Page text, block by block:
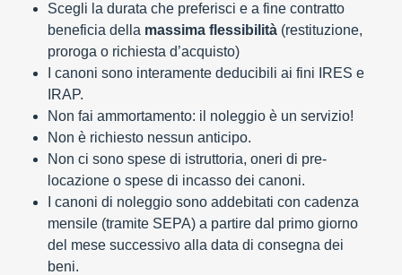
Scegli la durata che preferisci e a fine contratto
beneficia della massima flessibilità (restituzione,
proroga o richiesta d’acquisto)
I canoni sono interamente deducibili ai fini IRES e
IRAP.
Non fai ammortamento: il noleggio è un servizio!
Non è richiesto nessun anticipo.
Non ci sono spese di istruttoria, oneri di pre-
locazione o spese di incasso dei canoni.
I canoni di noleggio sono addebitati con cadenza
mensile (tramite SEPA) a partire dal primo giorno
del mese successivo alla data di consegna dei
beni.